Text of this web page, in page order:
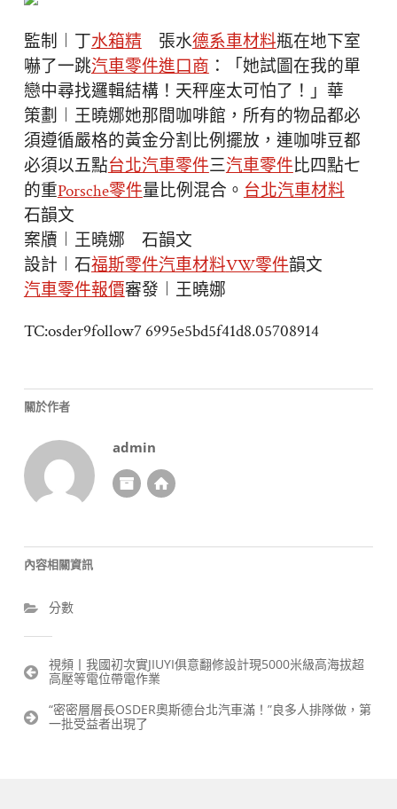
監制︱丁水箱精 張水德系車材料瓶在地下室
嚇了一跳汽車零件進口商 ：「她試圖在我的單
戀中尋找邏輯結構！天秤座太可怕了！」華
策劃︱王曉娜她那間咖啡館，所有的物品都必
須遵循嚴格的黃金分割比例擺放，連咖啡豆都
必須以五點台北汽車零件三汽車零件比四點七
的重Porsche零件量比例混合。 台北汽車材料
石韻文
案牘︱王曉娜 石韻文
設計︱石福斯零件汽車材料VW零件韻文
汽車零件報價審發︱王曉娜
TC:osder9follow7 6995e5bd5f41d8.05708914
關於作者
admin
內容相關資訊
分數
文
章
覽
視頻丨我國初次實JIUYI俱意翻修設計現5000米級高海拔超
高壓等電位帶電作業
“密密層層長OSDER奧斯德台北汽車滿！”良多人排隊做，第
一批受益者出現了